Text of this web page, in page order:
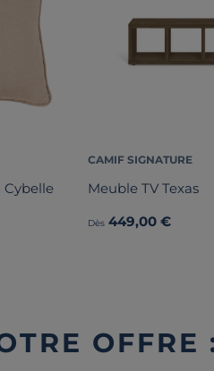
Cybelle
CAMIF SIGNATURE
Meuble TV Texas
Dès 449,00 €